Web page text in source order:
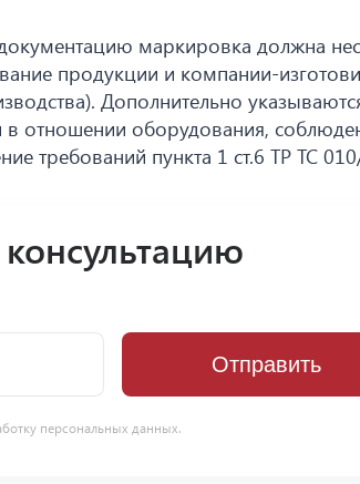
маркировка должна
продукции и компании-
Дополнительно
отношении оборудования,
требований пункта 1 ст.6 ТР ТС
Отправить
персональных данных.